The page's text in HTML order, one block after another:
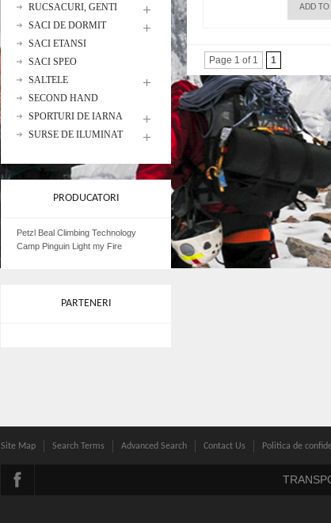
ADD TO
Page 1 of 1 1
RUCSACURI, GENTI
SACI DE DORMIT
SACI ETANSI
SACI SPEO
SALTELE
SECOND HAND
SPORTURI DE IARNA
SURSE DE ILUMINAT
PRODUCATORI
Petzl Beal Climbing Technology
Camp Pinguin Light my Fire
PARTENERI
Site Map Search Terms Advanced Search Contact Us Politica de